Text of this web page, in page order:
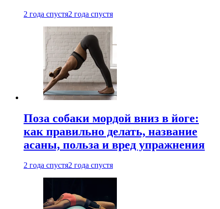
2 года спустя2 года спустя
Поза собаки мордой вниз в йоге:
как правильно делать, название
асаны, польза и вред упражнения
2 года спустя2 года спустя